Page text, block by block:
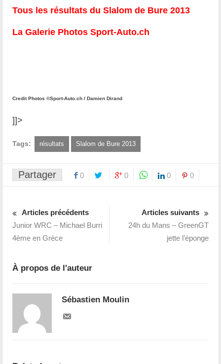
Tous les résultats du Slalom de Bure 2013
La Galerie Photos Sport-Auto.ch
Credit Photos ©Sport-Auto.ch / Damien Dirand
]]>
Tags: résultats Slalom de Bure 2013
Partager 0 0 0 0
Articles précédents
Junior WRC – Michael Burri
4ème en Grèce
Articles suivants
24h du Mans – GreenGT
jette l’éponge
À propos de l'auteur
Sébastien Moulin